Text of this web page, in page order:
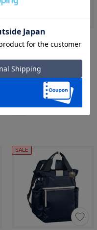
Kanana project／カナナ
プロジェクト PJ-16 ショ
ルダーバッグ 6L 300g
11902
（02：キャメルベージュ）
【当初価格より 30% OFF！】
￥12,650)
4.6
SALE